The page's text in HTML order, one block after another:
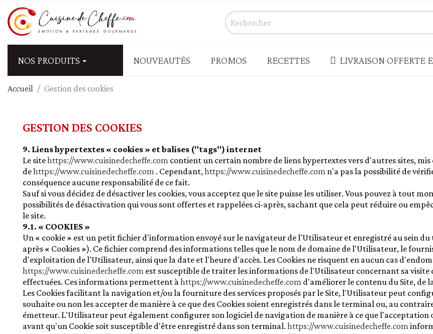
NOS PRODUITS
Fruits secs salés - graines salés
Olives
Tapas - mezzé - antipasti
Tartinables salés - Tapenades - houmous
PÂTES - RIZ - CÉRÉALES - LÉGUMES SECS
Légumes secs
Pâtes
Riz
Terrines - pâtés - foie gras
Truffes
PLATS CUISINÉS - SOUPES
NOUVEAUTÉS PROMOS RECETTES LIVRAISON OFFERTE
Accueil Gestion des cookies
GESTION DES COOKIES
9. Liens hypertextes « cookies » et balises ("tags") internet
Le sitehttps://www.cuisinedecheffe.com contient un certain nombre de liens hypertextes vers d'autres sites,
dehttps://www.cuisinedecheffe.com . Cependant,https://www.cuisinedecheffe.com n'a pas la possibilité de
conséquence aucune responsabilité de ce fait.
Sauf si vous décidez de désactiver les cookies, vous acceptez que le site puisse les utiliser. Vous pouvez à tout
possibilités de désactivation qui vous sont offertes et rappelées ci-après, sachant que cela peut réduire ou
le site.
9.1. « COOKIES »
Un « cookie » est un petit fichier d'information envoyé sur le navigateur de l'Utilisateur et enregistré au sein
après « Cookies »). Ce fichier comprend des informations telles que le nom de domaine de l'Utilisateur, le
d'exploitation de l'Utilisateur, ainsi que la date et l'heure d'accès. Les Cookies ne risquent en aucun cas
https://www.cuisinedecheffe.com est susceptible de traiter les informations de l'Utilisateur concernant sa visite
effectuées. Ces informations permettent àhttps://www.cuisinedecheffe.com d'améliorer le contenu du Site, de
Les Cookies facilitant la navigation et/ou la fourniture des services proposés par le Site, l'Utilisateur peut
souhaite ou non les accepter de manière à ce que des Cookies soient enregistrés dans le terminal ou, au
émetteur. L'Utilisateur peut également configurer son logiciel de navigation de manière à ce que l'acceptation
avant qu'un Cookie soit susceptible d'être enregistré dans son terminal. https://www.cuisinedecheffe.com